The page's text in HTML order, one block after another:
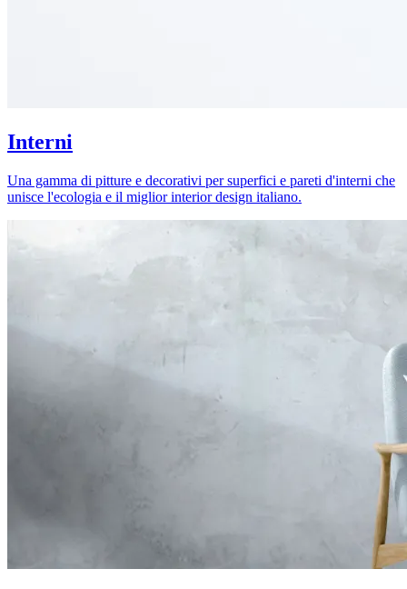
Interni
Una gamma di pitture e decorativi per superfici e pareti d'interni che
unisce l'ecologia e il miglior interior design italiano.